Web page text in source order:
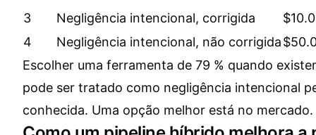
3
Negligência intencional, corrigida
4
Negligência intencional, não corrigida
Escolher uma ferramenta de 79 % quando
pode ser tratado como negligência intencional
conhecida. Uma opção melhor está no mercado.